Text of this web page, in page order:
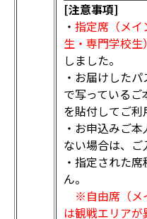
[注意事項]
・ 指定席（メイ
生・専門学校生）
しました。
・お届けした
で写っているご
を貼付してご利
・お申込みご
ない場合は、ご
・指定された
ん。
※自由席（メ
は観戦エリアが